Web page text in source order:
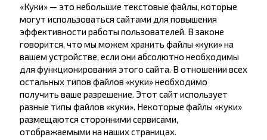
Жадаеце
падарожнічаць
танней?
Не прапусці спецыяльныя акцыі, зніжкі і іншыя
«Куки» — это небольшие текстовые файлы, которые
могут использоваться сайтами для повышения
эффективности работы пользователей. В законе
говорится, что мы можем хранить файлы «куки» на
вашем устройстве, если они абсолютно необходимы
для функционирования этого сайта. В отношении всех
остальных типов файлов «куки» необходимо
получить ваше разрешение. Этот сайт использует
разные типы файлов «куки». Некоторые файлы «куки»
размещаются сторонними сервисами,
отображаемыми на наших страницах.